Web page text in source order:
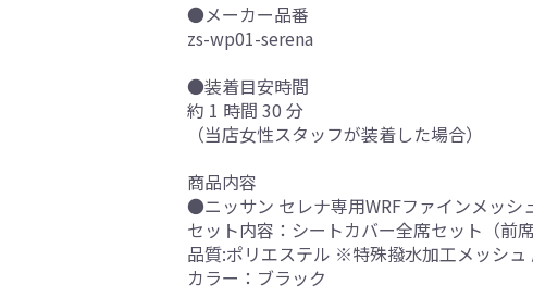
●メーカー品番
zs-wp01-serena
●装着目安時間
約 1 時間 30 分
（当店女性スタッフが装着した場合）
商品内容
●ニッサン セレナ専用WRFファインメッシ
セット内容：シートカバー全席セット（前
品質:ポリエステル ※特殊撥水加工メッシ
カラー：ブラック